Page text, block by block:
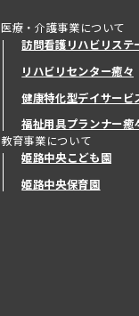
医療・介護事業について
訪問看護リハビリステ
リハビリセンター癒々
健康特化型デイサービ
健康特化型デイサービ
福祉用具プランナー癒
教育事業について
姫路中央こども園
姫路中央保育園